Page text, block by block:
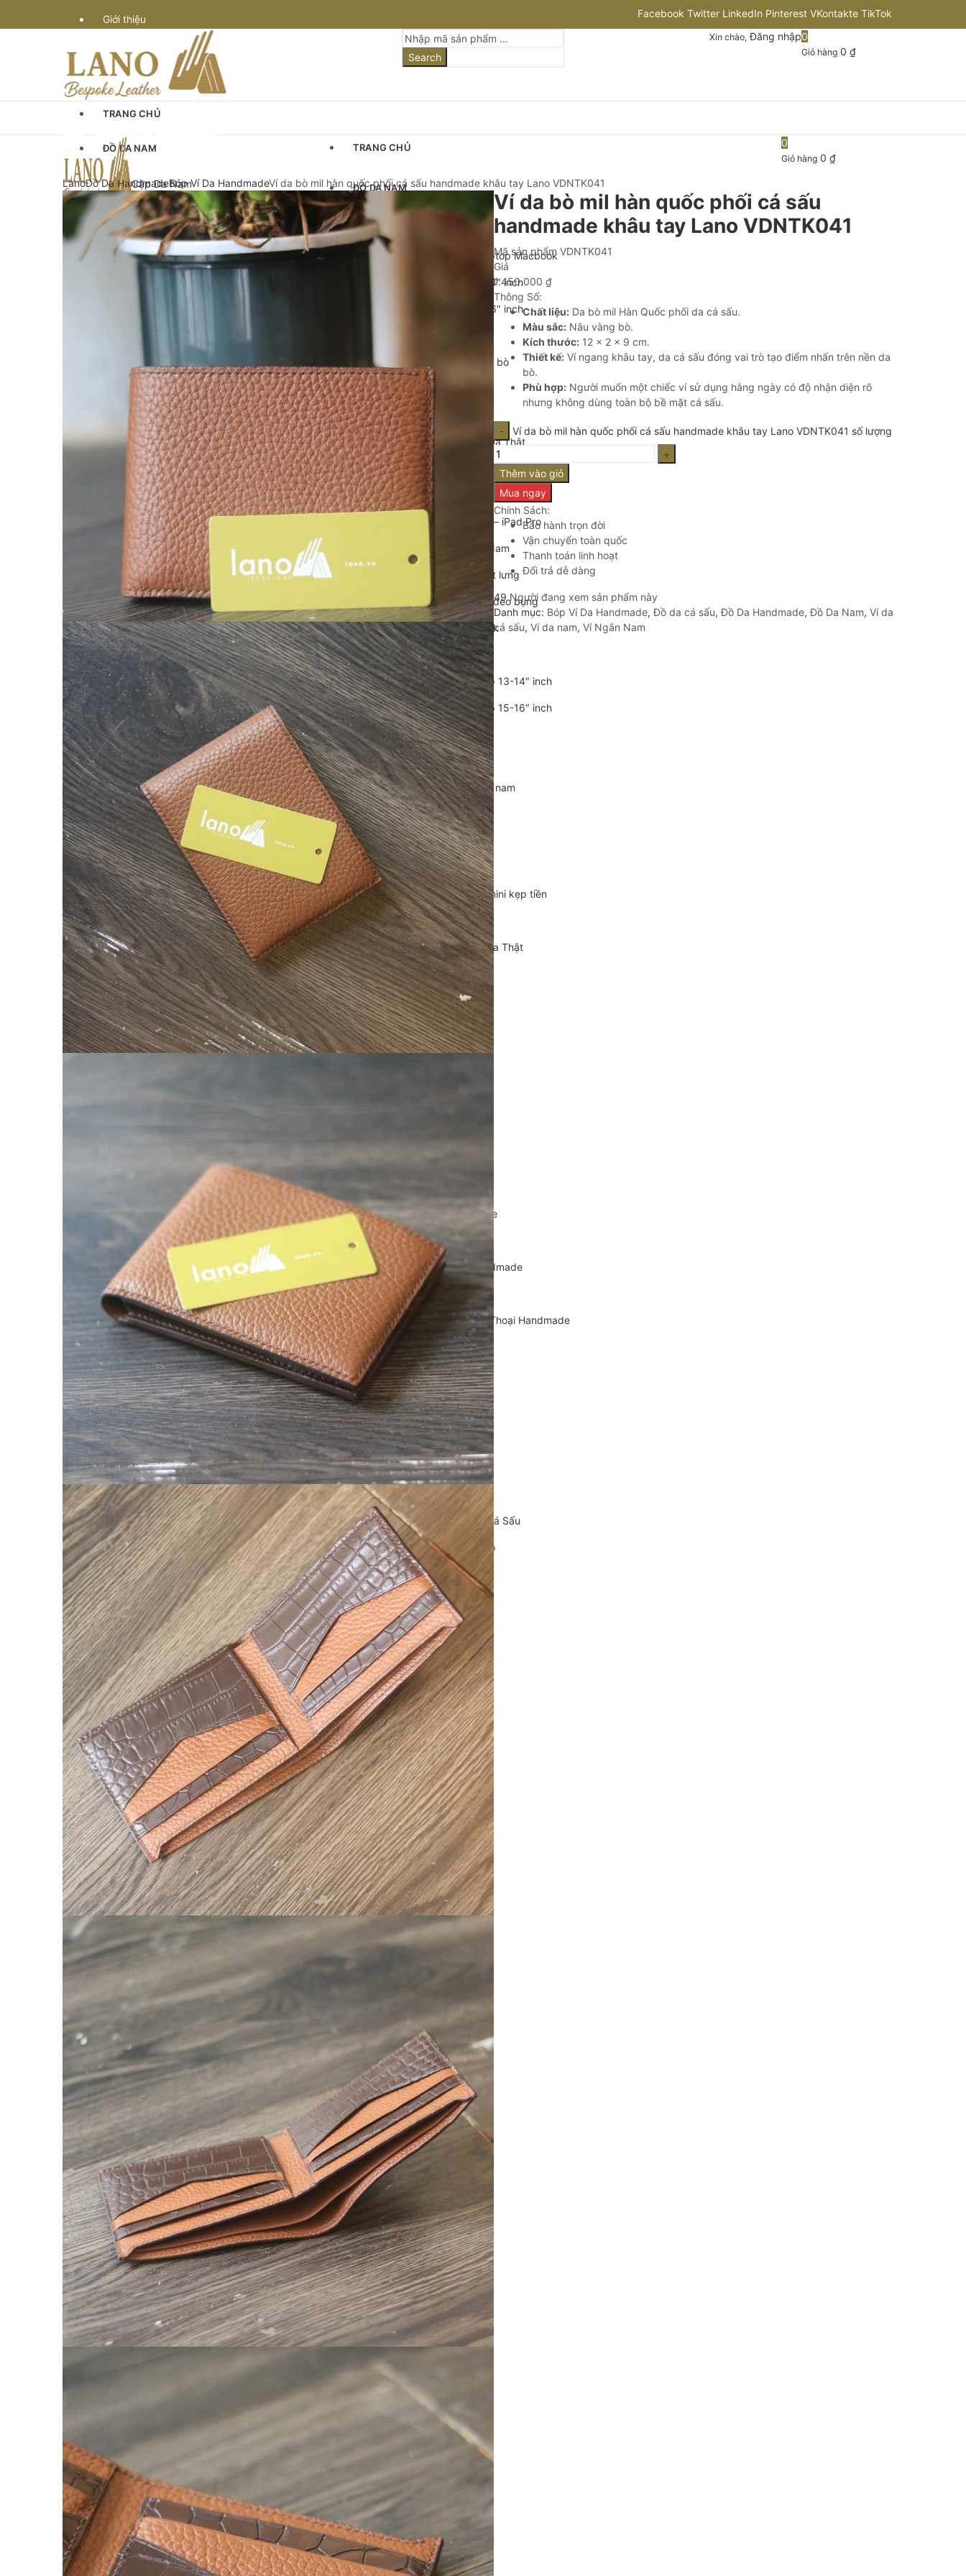
Giới thiệu
Vận chuyển
Bảo hành
Quy định & thanh toán
Góc Tư Vấn
Chế tác đồ da
Facebook Twitter LinkedIn Pinterest VKontakte TikTok
Flickr Youtube Github
Search
Xin chào, Đăng nhập0
Giỏ hàng 0 ₫
TRANG CHỦ
ĐỒ DA NAM
Cặp Da Nam
Cặp Da Đựng Laptop Macbook
Cặp Laptop 13-14″ inch
Cặp Laptop 15-16″ inch
Túi đeo chéo nam
Túi Bao Tử Nam Da Thật
Túi đeo chéo mini
Túi đựng iPad mini
Túi đựng iPad Air – iPad Pro
Túi Da Cầm Tay Nam
Túi đeo hông, thắt lưng
Túi da đeo ngực, đeo bụng
Túi đựng macbook
Balo Da Nam
Balo đựng Laptop 13-14″ inch
Balo đựng Laptop 15-16″ inch
Balo mini da thật
Balo du lịch
Balo da đeo chéo nam
Ví da nam
Ví Cầm Tay Nam
Ví Ngắn Nam
Ví đựng thẻ – Ví mini kẹp tiền
Ví da cá sấu
Túi Du Lịch, Túi Trống Da Thật
Túi Xách Da Nam
ĐỒ DA NỮ
Balo nữ da thật
Túi đeo chéo da nữ
Ví Clutch cầm tay nữ
Túi da nữ handmade
Dây Thắt Lưng Da Handmade
Cặp Da Handmade
Bao Da, Ốp Lưng Điện Thoại Handmade
Chế tác đồ da
CLUTCH
KHUYẾN MÃI
ĐỒ DA CÁ SẤU
Ví da cá sấu
Ví Cầm Tay Clutch Da Cá Sấu
Túi Xách – Túi Đeo Chéo
Ví kẹp tiền
LIÊN HỆ
TRANG CHỦ
ĐỒ DA NAM
Cặp Da Đựng Laptop Macbook
Cặp Laptop 13-14″ inch
Cặp Laptop 15-16″ inch
Cặp xách nam da bò
Túi da nam
Túi đeo chéo nam
Túi Bao Tử Nam Da Thật
Túi đeo chéo mini
Túi đựng iPad mini
Túi đựng iPad Air – iPad Pro
Túi Da Cầm Tay Nam
Túi đeo hông, thắt lưng
Túi da đeo ngực, đeo bụng
Túi đựng macbook
Balo Da Nam
Balo đựng Laptop 13-14″ inch
Balo đựng Laptop 15-16″ inch
Balo mini da thật
Balo du lịch
Balo da đeo chéo nam
Ví da nam
Ví Cầm Tay Nam
Ví Ngắn Nam
Ví đựng thẻ – Ví mini kẹp tiền
Ví da cá sấu
Túi Du Lịch, Túi Trống Da Thật
Túi Xách Da Nam
ĐỒ DA NỮ
Balo nữ da thật
Túi Da Clutch handmade
Túi da nữ handmade
Dây Thắt Lưng Da Handmade
Cặp Da Handmade
Bao Da, Ốp Lưng Điện Thoại Handmade
Chế tác đồ da
CLUTCH
KHUYẾN MÃI
ĐỒ DA CÁ SẤU
Ví da cá sấu
Ví Cầm Tay Clutch Da Cá Sấu
Túi Xách – Túi Đeo Chéo
Ví kẹp tiền
LIÊN HỆ
0
Giỏ hàng 0 ₫
LanoĐồ Da HandmadeBóp Ví Da HandmadeVí da bò mil hàn quốc phối cá sấu handmade khâu tay Lano VDNTK041
Ví da bò mil hàn quốc phối cá sấu
handmade khâu tay Lano VDNTK041
Mã sản phẩm VDNTK041
Giá
1.450.000 ₫
Thông Số:
Chất liệu: Da bò mil Hàn Quốc phối da cá sấu.
Màu sắc: Nâu vàng bò.
Kích thước: 12 × 2 × 9 cm.
Thiết kế: Ví ngang khâu tay, da cá sấu đóng vai trò tạo điểm nhấn trên nền da
bò.
Phù hợp: Người muốn một chiếc ví sử dụng hằng ngày có độ nhận diện rõ
nhưng không dùng toàn bộ bề mặt cá sấu.
Ví da bò mil hàn quốc phối cá sấu handmade khâu tay Lano VDNTK041 số lượng
Thêm vào giỏ
Mua ngay
Chính Sách:
Bảo hành trọn đời
Vận chuyển toàn quốc
Thanh toán linh hoạt
Đổi trả dễ dàng
49Người đang xem sản phẩm này
Danh mục: Bóp Ví Da Handmade,Đồ da cá sấu,Đồ Da Handmade,Đồ Da Nam, Ví da
cá sấu, Ví da nam, Ví Ngắn Nam